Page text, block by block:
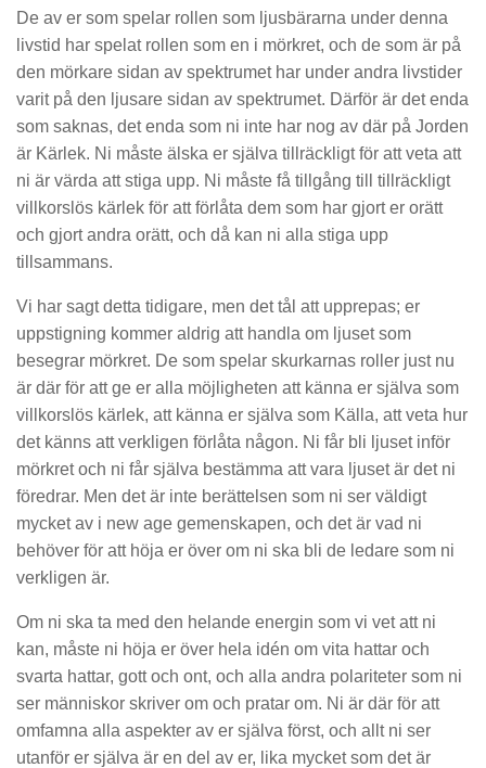
De av er som spelar rollen som ljusbärarna under denna
livstid har spelat rollen som en i mörkret, och de som är på
den mörkare sidan av spektrumet har under andra livstider
varit på den ljusare sidan av spektrumet. Därför är det enda
som saknas, det enda som ni inte har nog av där på Jorden
är Kärlek. Ni måste älska er själva tillräckligt för att veta att
ni är värda att stiga upp. Ni måste få tillgång till tillräckligt
villkorslös kärlek för att förlåta dem som har gjort er orätt
och gjort andra orätt, och då kan ni alla stiga upp
tillsammans.
Vi har sagt detta tidigare, men det tål att upprepas; er
uppstigning kommer aldrig att handla om ljuset som
besegrar mörkret. De som spelar skurkarnas roller just nu
är där för att ge er alla möjligheten att känna er själva som
villkorslös kärlek, att känna er själva som Källa, att veta hur
det känns att verkligen förlåta någon. Ni får bli ljuset inför
mörkret och ni får själva bestämma att vara ljuset är det ni
föredrar. Men det är inte berättelsen som ni ser väldigt
mycket av i new age gemenskapen, och det är vad ni
behöver för att höja er över om ni ska bli de ledare som ni
verkligen är.
Om ni ska ta med den helande energin som vi vet att ni
kan, måste ni höja er över hela idén om vita hattar och
svarta hattar, gott och ont, och alla andra polariteter som ni
ser människor skriver om och pratar om. Ni är där för att
omfamna alla aspekter av er själva först, och allt ni ser
utanför er själva är en del av er, lika mycket som det är